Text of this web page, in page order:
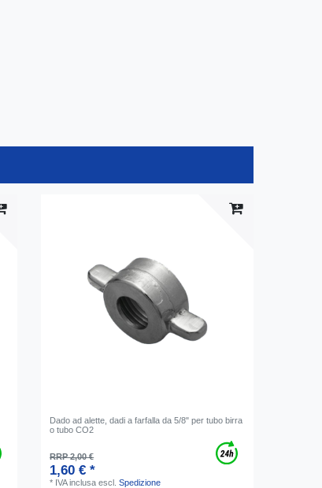
Dado ad alette, dadi a farfalla da 5/8" per tubo birra
o tubo CO2
RRP 2,00 €
1,60 € *
* IVA inclusa escl.Spedizione